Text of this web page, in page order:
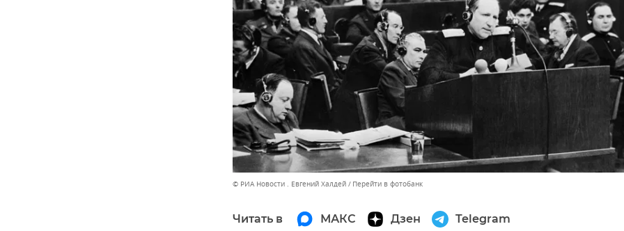
© РИА Новости . Евгений Халдей Перейти в фотобанк
Читать в МАКС Дзен Telegram